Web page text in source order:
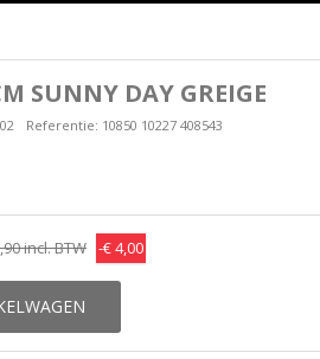
SUNNY DAY GREIGE
Referentie: 10850 10227 408543
incl. BTW -€ 4,00